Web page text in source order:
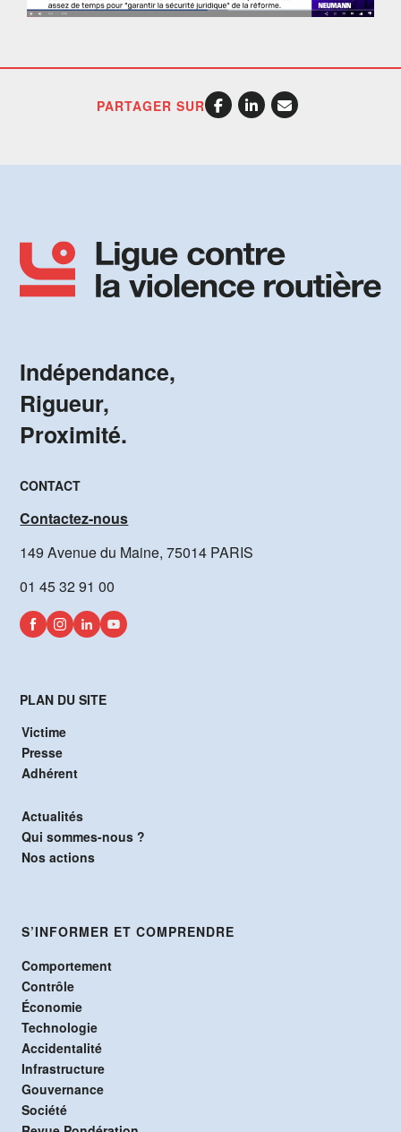
PARTAGER SUR
Indépendance,
Rigueur,
Proximité.
CONTACT
Contactez-nous
149 Avenue du Maine, 75014 PARIS
01 45 32 91 00
PLAN DU SITE
Victime
Presse
Adhérent
Actualités
Qui sommes-nous ?
Nos actions
S’INFORMER ET COMPRENDRE
Comportement
Contrôle
Économie
Technologie
Accidentalité
Infrastructure
Gouvernance
Société